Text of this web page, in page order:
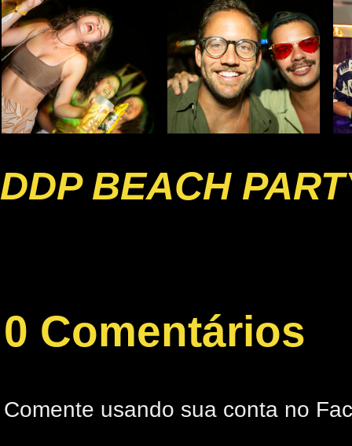
DDP BEACH
0 Comentários
Comente usando sua conta no